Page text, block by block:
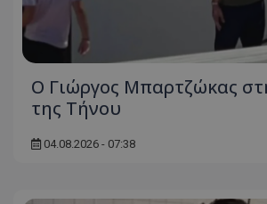
Ο Γιώργος Μπαρτζώκας
της Τήνου
04.08.2026 - 07:38